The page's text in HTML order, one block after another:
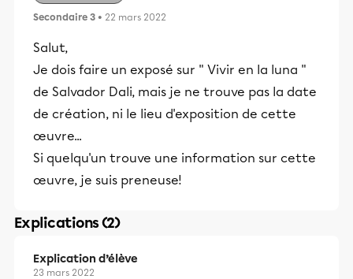
Secondaire 3 • 22 mars 2022
Salut,
Je dois faire un exposé sur " Vivir en la luna "
de Salvador Dali, mais je ne trouve pas la date
de création, ni le lieu d'exposition de cette
œuvre...
Si quelqu'un trouve une information sur cette
œuvre, je suis preneuse!
Explications (2)
Explication d’élève
23 mars 2022